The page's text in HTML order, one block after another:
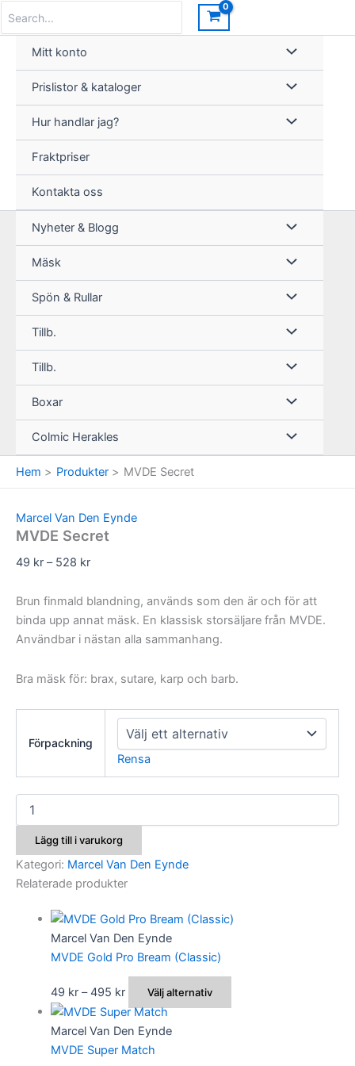
innehåll
for:
Mitt konto
Prislistor & kataloger
Hur handlar jag?
Fraktpriser
Kontakta oss
Nyheter & Blogg
Mäsk
Spön & Rullar
Tillb.
Tillb.
Boxar
Colmic Herakles
Hem Produkter MVDE Secret
Marcel Van Den Eynde
MVDE Secret
49 kr – 528 krPrisintervall:
till
528 kr
Brun finmald blandning, används som den är och för att
binda upp annat mäsk. En klassisk storsäljare från MVDE.
Användbar i nästan alla sammanhang.
Bra mäsk för: brax, sutare, karp och barb.
Förpackning
Rensa
MVDE
Secret
mängd
Lägg till i varukorg
Kategori: Marcel Van Den Eynde
Relaterade produkter
Marcel Van Den Eynde
MVDE Gold Pro Bream (Classic)
49 kr – 495 krPrisintervall:
49 kr
till
495 kr
Välj alternativ
här
Marcel Van Den Eynde
MVDE Super Match